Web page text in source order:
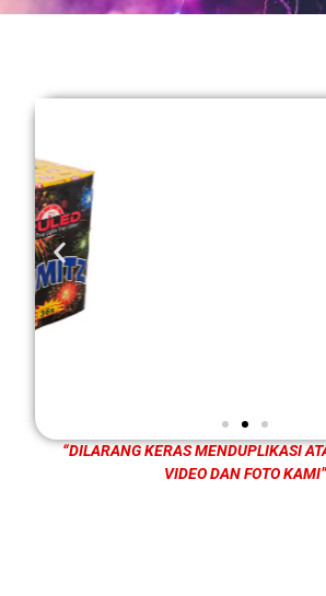
“DILARANG KERAS MENDUPLIKASI
VIDEO DAN FOTO KAMI”